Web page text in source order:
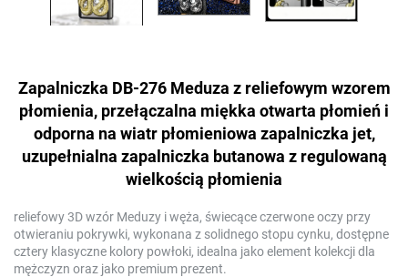
Zapalniczka DB-276 Meduza z reliefowym wzorem
płomienia, przełączalna miękka otwarta płomień i
odporna na wiatr płomieniowa zapalniczka jet,
uzupełnialna zapalniczka butanowa z regulowaną
wielkością płomienia
reliefowy 3D wzór Meduzy i węża, świecące czerwone oczy przy
otwieraniu pokrywki, wykonana z solidnego stopu cynku, dostępne
cztery klasyczne kolory powłoki, idealna jako element kolekcji dla
mężczyzn oraz jako premium prezent.